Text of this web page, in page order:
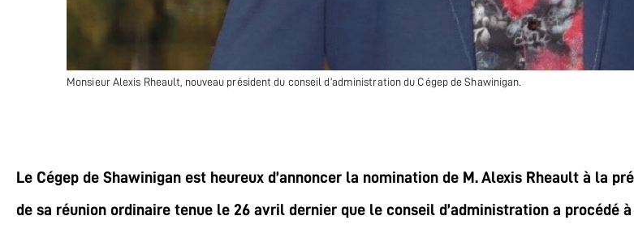
Monsieur Alexis Rheault, nouveau président du conseil d’administration du Cégep de Shawinigan.
Le Cégep de Shawinigan est heureux d’annoncer la nomination de M. Alexis Rheault à la
de sa réunion ordinaire tenue le 26 avril dernier que le conseil d’administration a procédé